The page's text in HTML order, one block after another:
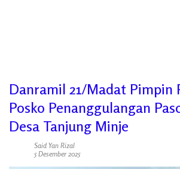
Danramil 21/Madat Pimpin
Posko Penanggulangan
Desa Tanjung Minje
Said Yan Rizal
5 Desember 2025